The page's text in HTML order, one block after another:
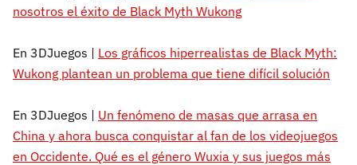
nosotros el éxito de Black Myth Wukong
En 3DJuegos | Los gráficos hiperrealistas de Black Myth:
Wukong plantean un problema que tiene difícil solución
En 3DJuegos | Un fenómeno de masas que arrasa en
China y ahora busca conquistar al fan de los videojuegos
en Occidente. Qué es el género Wuxia y sus juegos más